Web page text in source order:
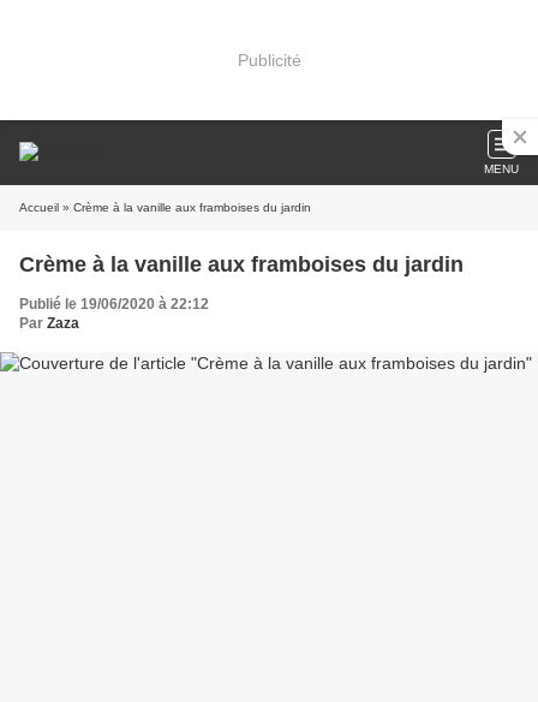
Publicité
MENU
Accueil » Crème à la vanille aux framboises du jardin
Crème à la vanille aux framboises du jardin
Publié le 19/06/2020 à 22:12
Par Zaza